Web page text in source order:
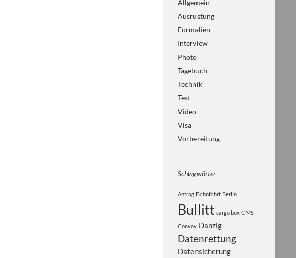
Allgemein
Ausrüstung
Formalien
Interview
Photo
Tagebuch
Technik
Test
Video
Visa
Vorbereitung
Schlagwörter
Antrag Bahnfahrt Berlin
Bullitt cargo box CMS
Convoy Danzig
Datenrettung
Datensicherung